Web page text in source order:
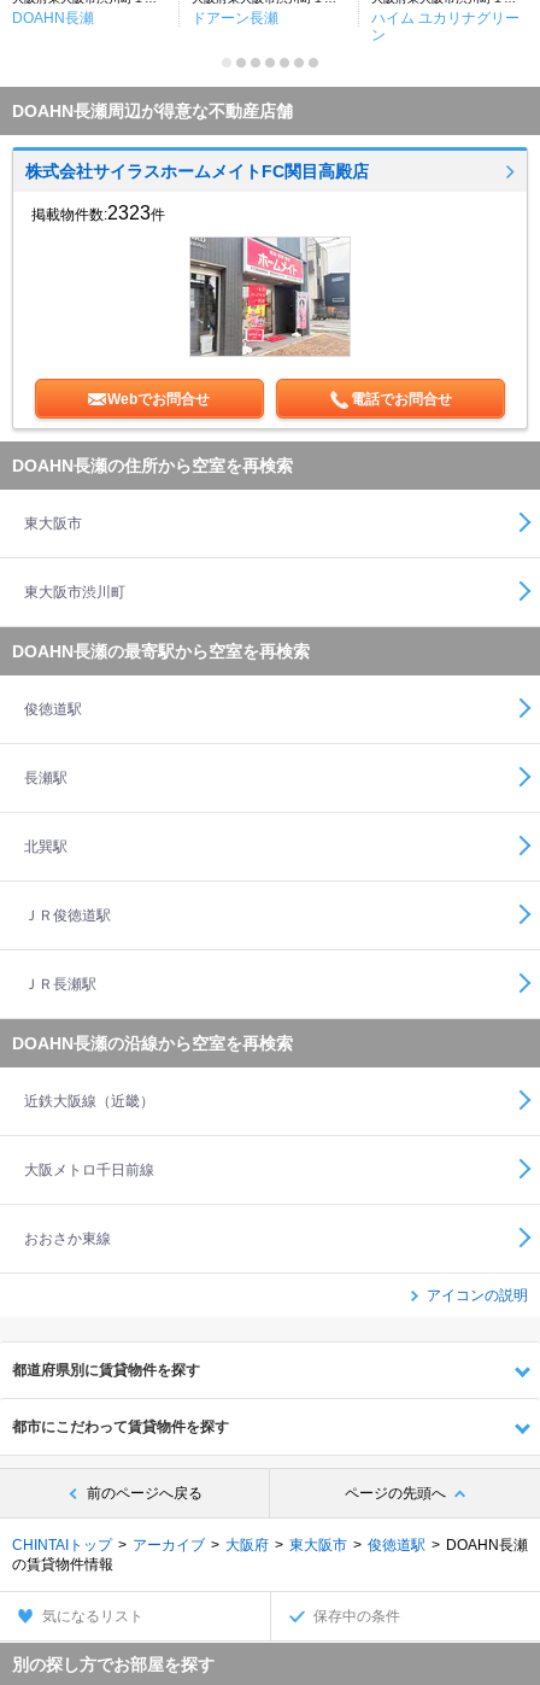
DOAHN長瀬 ドアーン長瀬
ハイム ユカリナグリー
ン
DOAHN長瀬周辺が得意な不動産店舗
株式会社サイラスホームメイトFC関目高殿店
掲載物件数:2323件
Webでお問合せ 電話でお問合せ
DOAHN長瀬の住所から空室を再検索
東大阪市
東大阪市渋川町
DOAHN長瀬の最寄駅から空室を再検索
俊徳道駅
長瀬駅
北巽駅
ＪＲ俊徳道駅
ＪＲ長瀬駅
DOAHN長瀬の沿線から空室を再検索
近鉄大阪線（近畿）
大阪メトロ千日前線
おおさか東線
アイコンの説明
都道府県別に賃貸物件を探す
都市にこだわって賃貸物件を探す
前のページへ戻る ページの先頭へ
CHINTAIトップ アーカイブ 大阪府 東大阪市 俊徳道駅
DOAHN長瀬
の賃貸物件情報
気になるリスト 保存中の条件
別の探し方でお部屋を探す